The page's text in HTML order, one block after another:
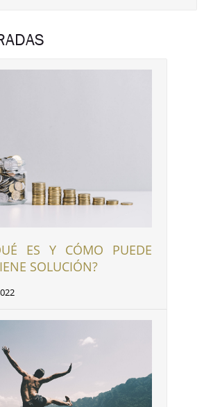
ES Y CÓMO PUEDE
SOLUCIÓN?